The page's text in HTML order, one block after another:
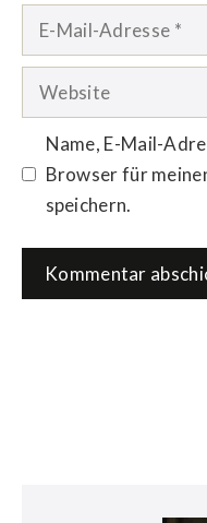
Website
Name, E-Mail-
Browser für
speichern.